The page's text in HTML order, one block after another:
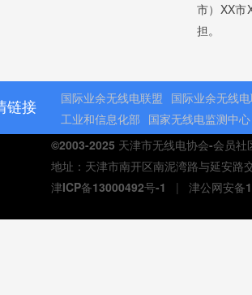
市）XX市
担。
链接 国际业余无线电联盟 国际业余无线
工业和信息化部 国家无线电监测中心
©2003-2025 天津市无线电协会-会员社
地址：天津市南开区南泥湾路与延安
津ICP备13000492号-1 | 津公网安备